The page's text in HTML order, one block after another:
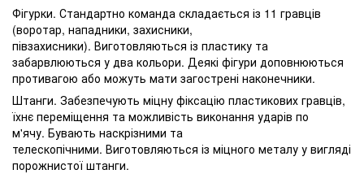
Фігурки. Стандартно команда складається із 11 гравців
(воротар, нападники, захисники,
півзахисники). Виготовляються із пластику та
забарвлюються у два кольори. Деякі фігури доповнюються
противагою або можуть мати загострені наконечники.
Штанги. Забезпечують міцну фіксацію пластикових гравців,
їхнє переміщення та можливість виконання ударів по
м'ячу. Бувають наскрізними та
телескопічними. Виготовляються із міцного металу у вигляді
порожнистої штанги.